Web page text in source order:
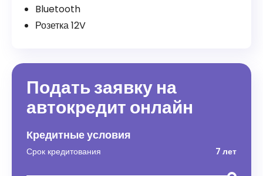
Bluetooth
Розетка 12V
Подать заявку на
автокредит онлайн
Кредитные условия
Срок кредитования 7 лет